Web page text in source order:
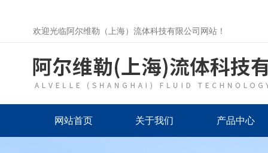
欢迎光临阿尔维勒（上海）流体科技有限公司网站！
网站首页 关于我们 产品中心